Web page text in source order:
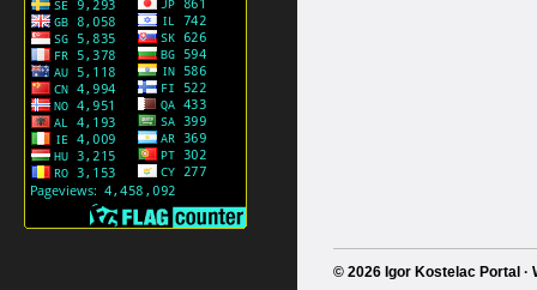
© 2026 Igor Kostelac Portal